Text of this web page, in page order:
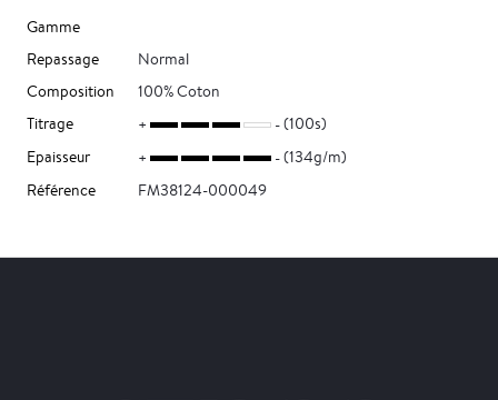
Gamme
Repassage
Normal
Composition
100% Coton
Titrage
(100s)
Epaisseur
(134g/m)
Référence
FM38124-000049